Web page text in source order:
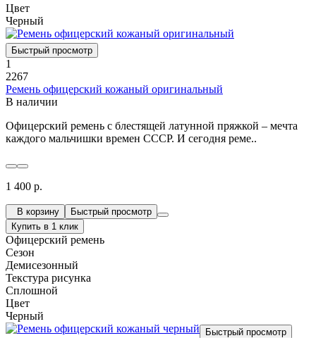
Цвет
Черный
Быстрый просмотр
1
2267
Ремень офицерский кожаный оригинальный
В наличии
Офицерский ремень с блестящей латунной пряжкой – мечта
каждого мальчишки времен СССР. И сегодня реме..
1 400 р.
В корзину
Быстрый просмотр
Купить в 1 клик
Офицерский ремень
Сезон
Демисезонный
Текстура рисунка
Сплошной
Цвет
Черный
Быстрый просмотр